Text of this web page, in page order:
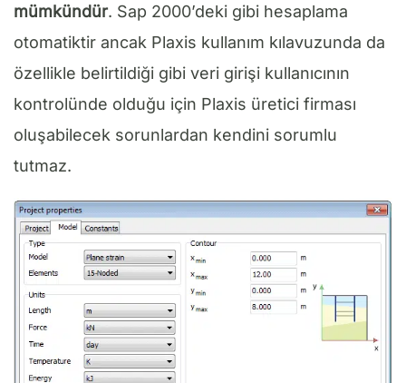
mümkündür. Sap 2000’deki gibi hesaplama
otomatiktir ancak Plaxis kullanım kılavuzunda da
özellikle belirtildiği gibi veri girişi kullanıcının
kontrolünde olduğu için Plaxis üretici firması
oluşabilecek sorunlardan kendini sorumlu
tutmaz.